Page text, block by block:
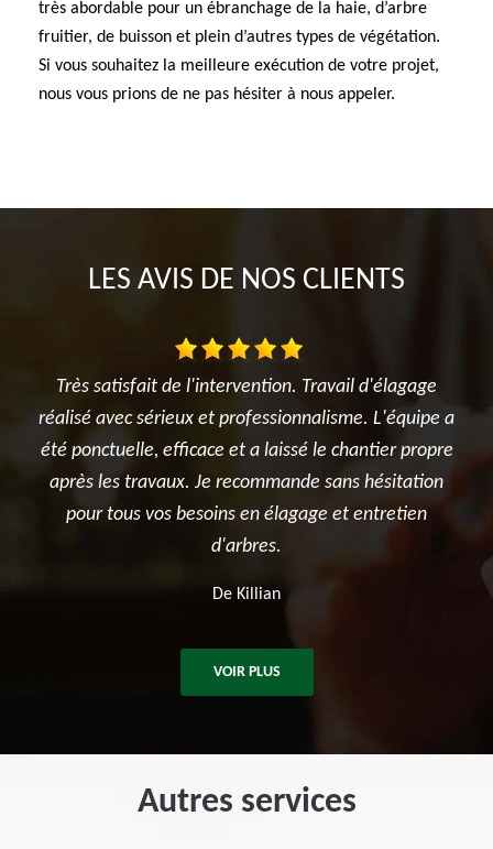
très abordable pour un ébranchage de la haie, d’arbre
fruitier, de buisson et plein d’autres types de végétation.
Si vous souhaitez la meilleure exécution de votre projet,
nous vous prions de ne pas hésiter à nous appeler.
LES AVIS DE NOS CLIENTS
d'élagage
L'équipe a
le chantier propre
sans hésitation
et entretien
Je suis ravi des travaux réalisés dans
l'élagage du cerisier, l'entretien des
et surtout le terrassement et la
potager. Je recommande
entreprise.
VOIR PLUS
Autres services